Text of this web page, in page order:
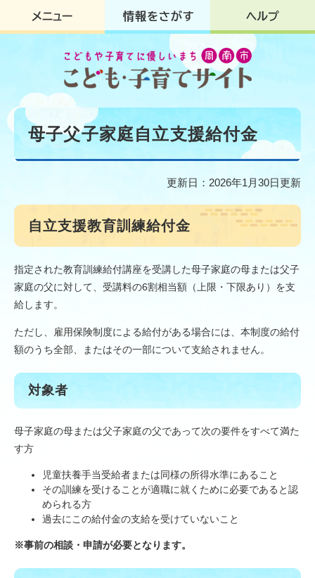
ジ
す
。
ュ
し
て
本
母子父子家庭自立支援給付金
更新日：2026年1月30日更新
自立支援教育訓練給付金
指定された教育訓練給付講座を受講した母子家庭の母または父子
家庭の父に対して、受講料の6割相当額（上限・下限あり）を支
給します。
ただし、雇用保険制度による給付がある場合には、本制度の給付
額のうち全部、またはその一部について支給されません。
対象者
母子家庭の母または父子家庭の父であって次の要件をすべて満た
す方
児童扶養手当受給者または同様の所得水準にあること
その訓練を受けることが適職に就くために必要であると認
められる方
過去にこの給付金の支給を受けていないこと
※事前の相談・申請が必要となります。